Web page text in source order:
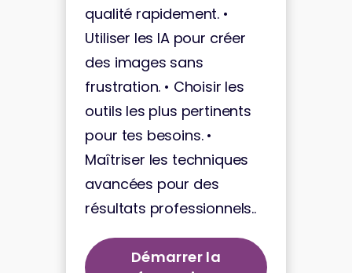
qualité rapidement. •
Utiliser les IA pour créer
des images sans
frustration. • Choisir les
outils les plus pertinents
pour tes besoins. •
Maîtriser les techniques
avancées pour des
résultats professionnels..
Démarrer la